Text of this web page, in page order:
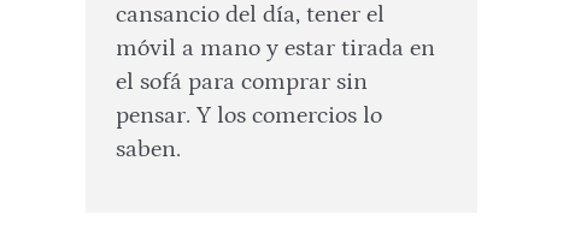
cansancio del día, tener el
móvil a mano y estar tirada en
el sofá para comprar sin
pensar. Y los comercios lo
saben.